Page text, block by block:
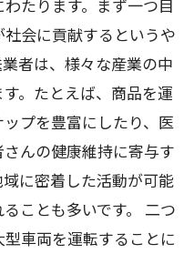
たります。まず一つ目
会に貢献するというや
者は、様々な産業の中
。たとえば、商品を運
プを豊富にしたり、医
んの健康維持に寄与す
に密着した活動が可能
ことも多いです。 二つ
車両を運転することに